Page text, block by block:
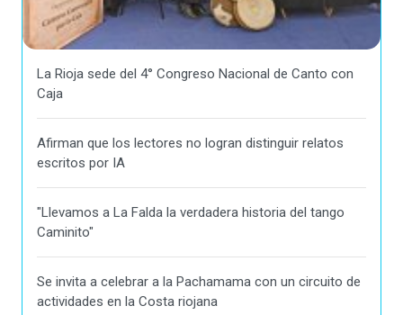
La Rioja sede del 4° Congreso Nacional de Canto con
Caja
Afirman que los lectores no logran distinguir relatos
escritos por IA
"Llevamos a La Falda la verdadera historia del tango
Caminito"
Se invita a celebrar a la Pachamama con un circuito de
actividades en la Costa riojana